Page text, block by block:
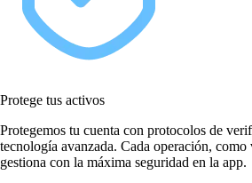
Protege tus activos
Protegemos tu cuenta con protocolos de
tecnología avanzada. Cada operación,
gestiona con la máxima seguridad en la app.